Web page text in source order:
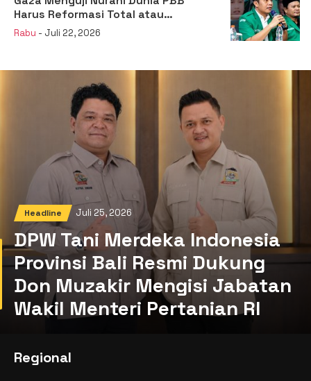
Harus Reformasi Total atau
Kehilangan Legitimasi
Rabu - Juli 22, 2026
Headline Juli 25, 2026
DPW Tani Merdeka Indonesia
Provinsi Bali Resmi Dukung
Don Muzakir Mengisi Jabatan
Wakil Menteri Pertanian RI
Regional